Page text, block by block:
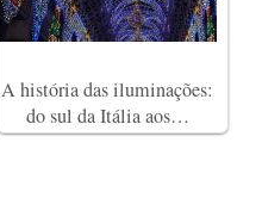
A história das iluminações:
do sul da Itália aos…